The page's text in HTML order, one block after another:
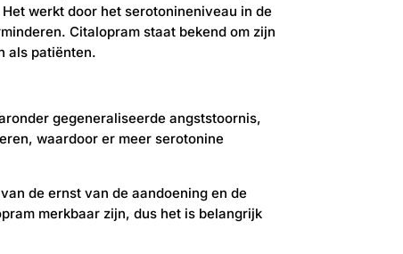
werkt door het serotonineniveau in de
Citalopram staat bekend om zijn
als patiënten.
gegeneraliseerde angststoornis,
waardoor er meer serotonine
de ernst van de aandoening en de
merkbaar zijn, dus het is belangrijk